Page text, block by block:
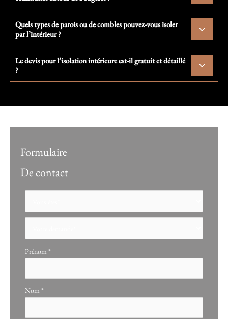
Quels types de parois ou de combles pouvez-vous isoler
par l’intérieur ?
Le devis pour l’isolation intérieure est-il gratuit et détaillé
?
Formulaire
De contact
simple
Prénom *
Nom *